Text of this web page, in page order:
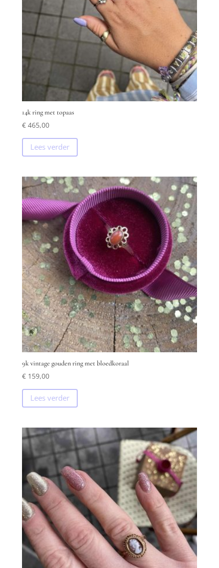
14k ring met topaas
€465,00
Lees verder
9k vintage gouden ring met bloedkoraal
€159,00
Lees verder